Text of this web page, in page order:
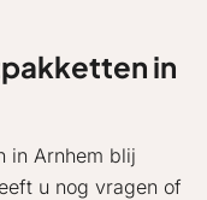
in
in Arnhem blij
u nog vragen of